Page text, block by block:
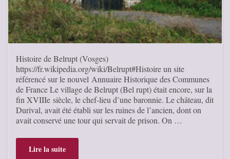
Histoire de Belrupt (Vosges)
https://fr.wikipedia.org/wiki/Belrupt#Histoire un site
référencé sur le nouvel Annuaire Historique des Communes
de France Le village de Belrupt (Bel rupt) était encore, sur la
fin XVIIIe siècle, le chef-lieu d’une baronnie. Le château, dit
Durival, avait été établi sur les ruines de l’ancien, dont on
avait conservé une tour qui servait de prison. On …
Lire la suite